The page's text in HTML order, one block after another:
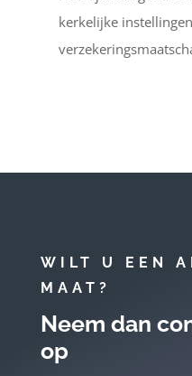
kerkelijke
WILT U EEN
MAAT?
Neem dan
op